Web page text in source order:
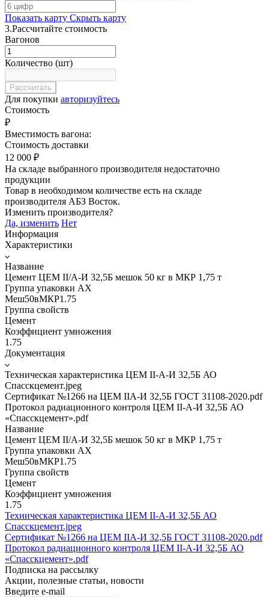
Показать карту Скрыть карту
3.Рассчитайте стоимость
Вагонов
Количество (шт)
Для покупки авторизуйтесь
Стоимость
₽
Вместимость вагона:
Стоимость доставки
12 000 ₽
На складе выбранного производителя недостаточно
продукции
Товар в необходимом количестве есть на складе
производителя АБЗ Восток.
Изменить производителя?
Да, изменить Нет
Информация
Характеристики
Название
Цемент ЦЕМ II/A-И 32,5Б мешок 50 кг в МКР 1,75 т
Группа упаковки AX
Меш50вМКР1.75
Группа свойств
Цемент
Коэффициент умножения
1.75
Документация
Техническая характеристика ЦЕМ II-А-И 32,5Б АО
Спасскцемент.jpeg
Сертификат №1266 на ЦЕМ IIА-И 32,5Б ГОСТ 31108-2020.pdf
Протокол радиационного контроля ЦЕМ II-А-И 32,5Б АО
«Спасскцемент».pdf
Название
Цемент ЦЕМ II/A-И 32,5Б мешок 50 кг в МКР 1,75 т
Группа упаковки AX
Меш50вМКР1.75
Группа свойств
Цемент
Коэффициент умножения
1.75
Техническая характеристика ЦЕМ II-А-И 32,5Б АО
Спасскцемент.jpeg
Сертификат №1266 на ЦЕМ IIА-И 32,5Б ГОСТ 31108-2020.pdf
Протокол радиационного контроля ЦЕМ II-А-И 32,5Б АО
«Спасскцемент».pdf
Подписка на рассылку
Акции, полезные статьи, новости
Введите e-mail